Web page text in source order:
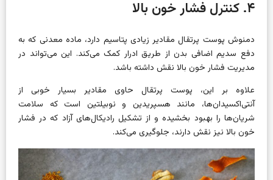
۴. کنترل فشار خون بالا
دمنوش پوست پرتقال مقادیر زیادی پتاسیم دارد، ماده معدنی که به
دفع سدیم اضافی بدن از طریق ادرار کمک می‌کند. این می‌تواند در
مدیریت فشار خون بالا نقش داشته باشد.
علاوه بر این، پوست پرتقال حاوی مقادیر بسیار خوبی از
آنتی‌اکسیدان‌ها، مانند هسپریدین و نوبیلتین است که سلامت
شریان‌ها را بهبود بخشیده و از تشکیل رادیکال‌های آزاد که در فشار
خون بالا نیز نقش دارند، جلوگیری می‌کند.